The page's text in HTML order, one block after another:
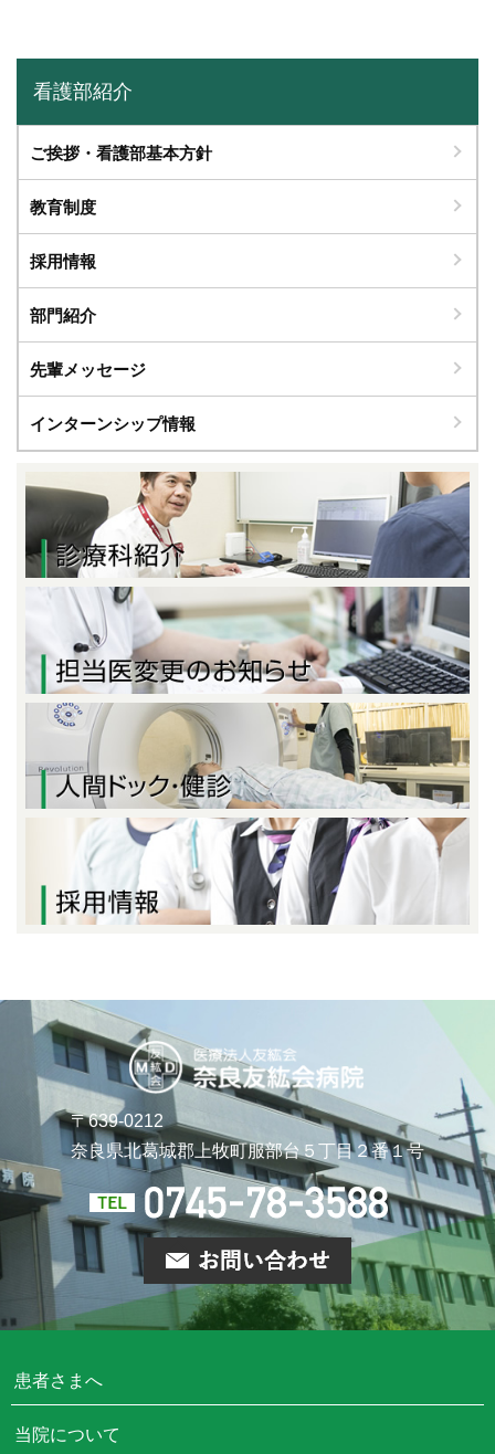
看護部紹介
ご挨拶・看護部基本方針
教育制度
採用情報
部門紹介
先輩メッセージ
インターンシップ情報
〒639-0212
奈良県北葛城郡上牧町服部台５丁目２番１号
患者さまへ
当院について